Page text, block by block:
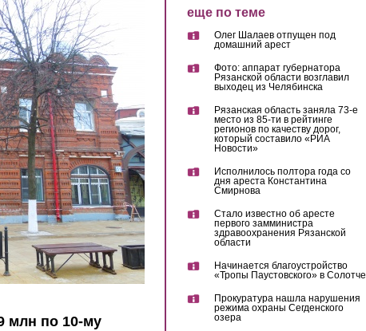
млн по 10-му
еще по теме
Олег Шалаев отпущен под
домашний арест
Фото: аппарат губернатора
Рязанской области возглавил
выходец из Челябинска
Рязанская область заняла 73-е
место из 85-ти в рейтинге
регионов по качеству дорог,
который составило «РИА
Новости»
Исполнилось полтора года со
дня ареста Константина
Смирнова
Стало известно об аресте
первого замминистра
здравоохранения Рязанской
области
Начинается благоустройство
«Тропы Паустовского» в Солотче
Прокуратура нашла нарушения
режима охраны Сегденского
озера